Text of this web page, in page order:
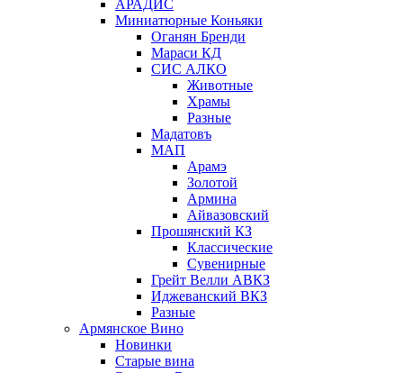
АРАДИС
Миниатюрные Коньяки
Оганян Бренди
Мараси КД
СИС АЛКО
Животные
Храмы
Разные
Мадатовъ
МАП
Арамэ
Золотой
Армина
Айвазовский
Прошянский КЗ
Классические
Сувенирные
Грейт Велли АВКЗ
Иджеванский ВКЗ
Разные
Армянское Вино
Новинки
Старые вина